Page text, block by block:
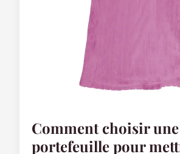
Comment choisir
portefeuille pour